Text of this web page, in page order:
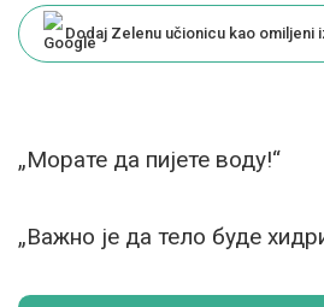
Dodaj Zelenu učionicu kao omiljeni
„Морате да пијете воду!“
„Важно је да тело буде